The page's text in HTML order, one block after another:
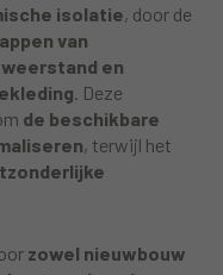
isolatie, door de
van
weerstand en
. Deze
de beschikbare
, terwijl het
zowel nieuwbouw